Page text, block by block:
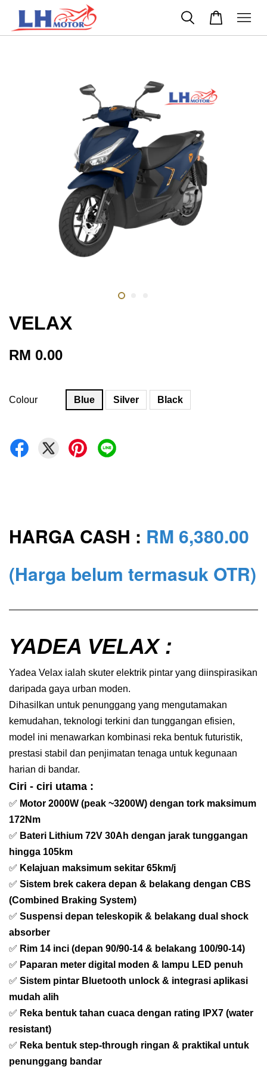
VELAX
RM 0.00
Colour Blue Silver Black
HARGA CASH : RM 6,380.00
(Harga belum termasuk OTR)
YADEA VELAX :
Yadea Velax ialah skuter elektrik pintar yang diinspirasikan
daripada gaya urban moden.
Dihasilkan untuk penunggang yang mengutamakan
kemudahan, teknologi terkini dan tunggangan efisien,
model ini menawarkan kombinasi reka bentuk futuristik,
prestasi stabil dan penjimatan tenaga untuk kegunaan
harian di bandar.
Ciri - ciri utama :
✅ Motor 2000W (peak ~3200W) dengan tork maksimum
172Nm
✅ Bateri Lithium 72V 30Ah dengan jarak tunggangan
hingga 105km
✅ Kelajuan maksimum sekitar 65km/j
✅ Sistem brek cakera depan & belakang dengan CBS
(Combined Braking System)
✅ Suspensi depan teleskopik & belakang dual shock
absorber
✅ Rim 14 inci (depan 90/90-14 & belakang 100/90-14)
✅ Paparan meter digital moden & lampu LED penuh
✅ Sistem pintar Bluetooth unlock & integrasi aplikasi
mudah alih
✅ Reka bentuk tahan cuaca dengan rating IPX7 (water
resistant)
✅ Reka bentuk step-through ringan & praktikal untuk
penunggang bandar